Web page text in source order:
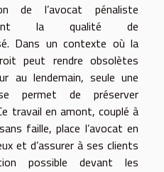
de l’avocat pénaliste
la qualité de
Dans un contexte où la
peut rendre obsolètes
au lendemain, seule une
permet de préserver
travail en amont, couplé à
faille, place l’avocat en
et d’assurer à ses clients
possible devant les